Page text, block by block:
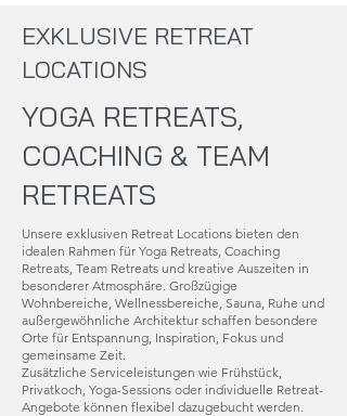
EXKLUSIVE RETREAT
LOCATIONS
YOGA RETREATS,
COACHING & TEAM
RETREATS
Unsere exklusiven Retreat Locations bieten den
idealen Rahmen für Yoga Retreats, Coaching
Retreats, Team Retreats und kreative Auszeiten in
besonderer Atmosphäre. Großzügige
Wohnbereiche, Wellnessbereiche, Sauna, Ruhe und
außergewöhnliche Architektur schaffen besondere
Orte für Entspannung, Inspiration, Fokus und
gemeinsame Zeit.
Zusätzliche Serviceleistungen wie Frühstück,
Privatkoch, Yoga-Sessions oder individuelle Retreat-
Angebote können flexibel dazugebucht werden.